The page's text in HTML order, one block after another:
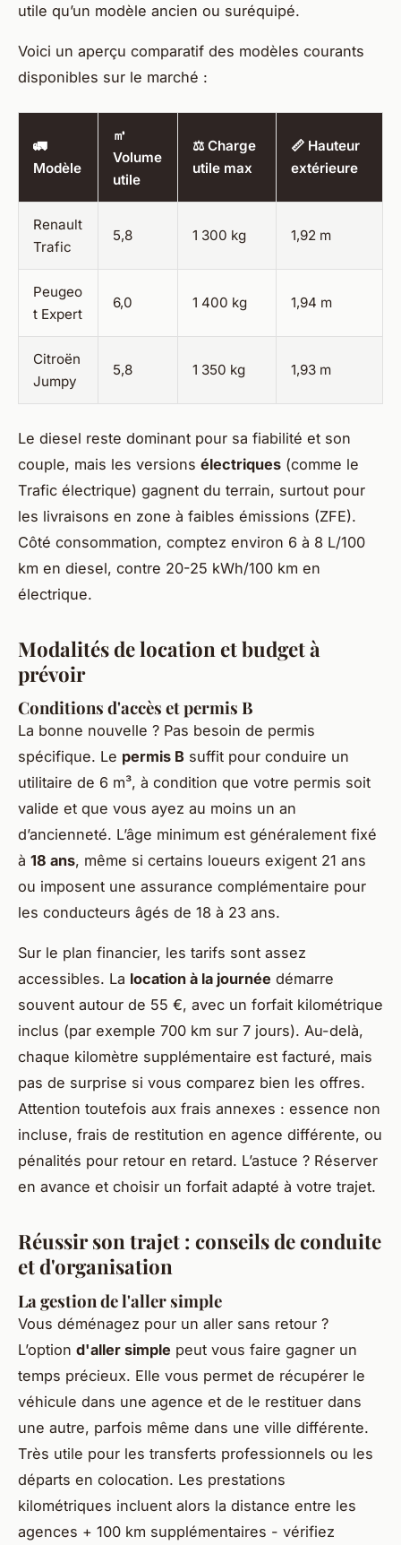
utile qu’un modèle ancien ou suréquipé.
Voici un aperçu comparatif des modèles courants
disponibles sur le marché :
🚛
Modèle
㎥
Volume
utile
⚖️ Charge
utile max
📏 Hauteur
extérieure
Renault
Trafic
5,8 1 300 kg 1,92 m
Peugeo
t Expert
6,0 1 400 kg 1,94 m
Citroën
Jumpy
5,8 1 350 kg 1,93 m
Le diesel reste dominant pour sa fiabilité et son
couple, mais les versions électriques (comme le
Trafic électrique) gagnent du terrain, surtout pour
les livraisons en zone à faibles émissions (ZFE).
Côté consommation, comptez environ 6 à 8 L/100
km en diesel, contre 20-25 kWh/100 km en
électrique.
Modalités de location et budget à
prévoir
Conditions d'accès et permis B
La bonne nouvelle ? Pas besoin de permis
spécifique. Le permis B suffit pour conduire un
utilitaire de 6 m³, à condition que votre permis soit
valide et que vous ayez au moins un an
d’ancienneté. L’âge minimum est généralement fixé
à 18 ans, même si certains loueurs exigent 21 ans
ou imposent une assurance complémentaire pour
les conducteurs âgés de 18 à 23 ans.
Sur le plan financier, les tarifs sont assez
accessibles. La location à la journée démarre
souvent autour de 55 €, avec un forfait kilométrique
inclus (par exemple 700 km sur 7 jours). Au-delà,
chaque kilomètre supplémentaire est facturé, mais
pas de surprise si vous comparez bien les offres.
Attention toutefois aux frais annexes : essence non
incluse, frais de restitution en agence différente, ou
pénalités pour retour en retard. L’astuce ? Réserver
en avance et choisir un forfait adapté à votre trajet.
Réussir son trajet : conseils de conduite
et d'organisation
La gestion de l'aller simple
Vous déménagez pour un aller sans retour ?
L’option d'aller simple peut vous faire gagner un
temps précieux. Elle vous permet de récupérer le
véhicule dans une agence et de le restituer dans
une autre, parfois même dans une ville différente.
Très utile pour les transferts professionnels ou les
départs en colocation. Les prestations
kilométriques incluent alors la distance entre les
agences + 100 km supplémentaires - vérifiez